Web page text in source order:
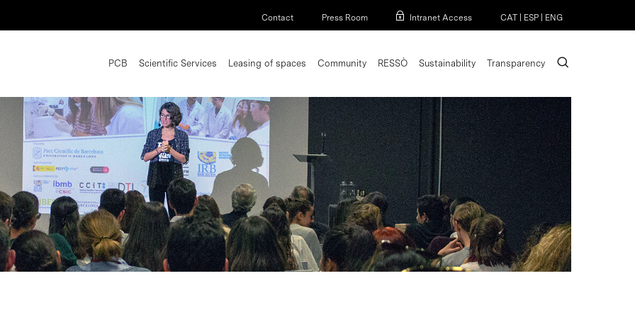
Contact Press Room Intranet Access CAT ESP ENG
PCB Scientific Services Leasing of spaces Community RESSÒ Sustainability Transparency search